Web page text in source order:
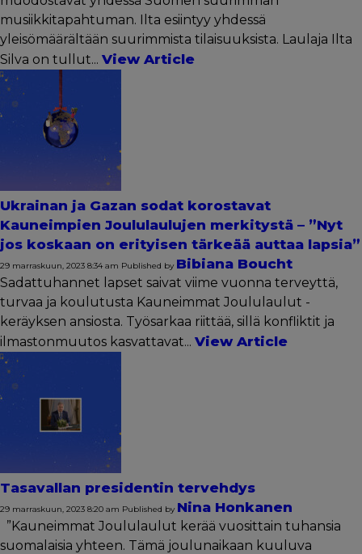
musiikkitapahtuman. Ilta esiintyy yhdessä
yleisömäärältään suurimmista tilaisuuksista. Laulaja Ilta
Silva on tullut... View Article
Ukrainan ja Gazan sodat korostavat
Kauneimpien Joululaulujen merkitystä – ”Nyt
jos koskaan on erityisen tärkeää auttaa lapsia”
29 marraskuun, 2023 8:34 am Published by Bibiana Boucht
Sadattuhannet lapset saivat viime vuonna terveyttä,
turvaa ja koulutusta Kauneimmat Joululaulut -
keräyksen ansiosta. Työsarkaa riittää, sillä konfliktit ja
ilmastonmuutos kasvattavat... View Article
Tasavallan presidentin tervehdys
29 marraskuun, 2023 8:20 am Published by Nina Honkanen
”Kauneimmat Joululaulut kerää vuosittain tuhansia
suomalaisia yhteen. Tämä joulunaikaan kuuluva